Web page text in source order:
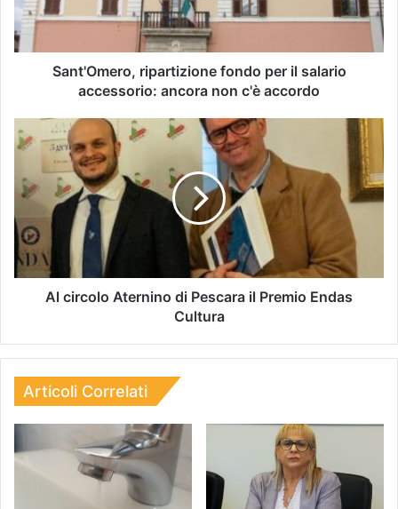
Sant'Omero, ripartizione fondo per il salario
accessorio: ancora non c'è accordo
Al circolo Aternino di Pescara il Premio Endas
Cultura
Articoli Correlati